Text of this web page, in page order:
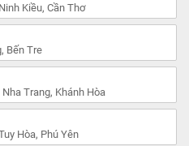
Kiều, Cần Thơ
Bến Tre
Trang, Khánh Hòa
Hòa, Phú Yên